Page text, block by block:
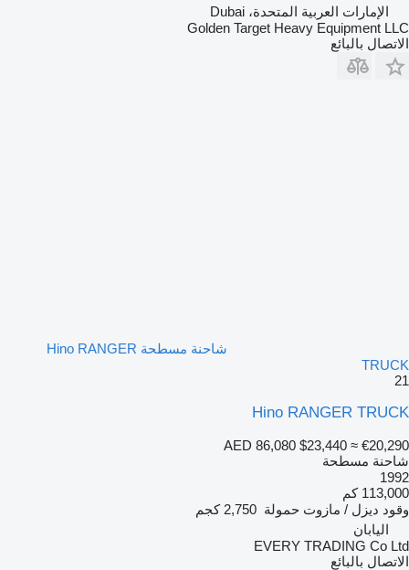
الإمارات العربية المتحدة، Dubai
Golden Target Heavy Equipment LLC
الاتصال بالبائع
شاحنة مسطحة Hino RANGER
TRUCK
21
Hino RANGER TRUCK
AED 86,080 $23,440 ≈ €20,290
شاحنة مسطحة
1992
113,000 كم
وقود ديزل / مازوت حمولة 2,750 كجم
اليابان
EVERY TRADING Co Ltd
الاتصال بالبائع